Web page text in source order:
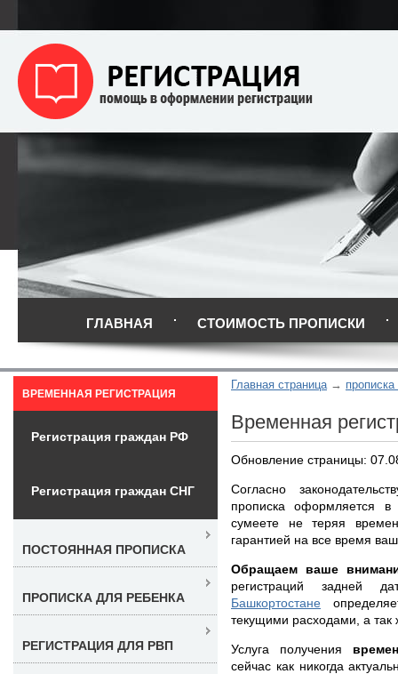
ГЛАВНАЯ СТОИМОСТЬ ПРОПИСКИ
Главная страница
Временная
Обновление страницы:
Согласно
прописка оформляется
сумеете не теряя
гарантией на все время
Обращаем ваше
регистраций задней
Башкортостане
текущими расходами, а
Услуга получения
сейчас как никогда
ВРЕМЕННАЯ РЕГИСТРАЦИЯ
Регистрация граждан РФ
Регистрация граждан СНГ
ПОСТОЯННАЯ ПРОПИСКА
ПРОПИСКА ДЛЯ РЕБЕНКА
РЕГИСТРАЦИЯ ДЛЯ РВП